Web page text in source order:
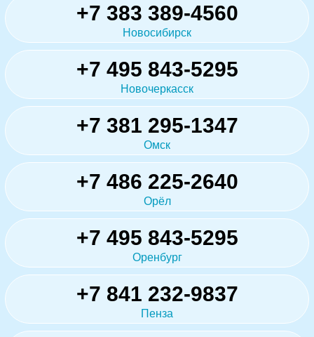
+7 383 389-4560
Новосибирск
+7 495 843-5295
Новочеркасск
+7 381 295-1347
Омск
+7 486 225-2640
Орёл
+7 495 843-5295
Оренбург
+7 841 232-9837
Пенза